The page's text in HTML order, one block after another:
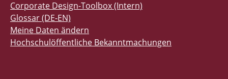
Corporate Design-Toolbox (Intern)
Glossar (DE-EN)
Meine Daten ändern
Hochschulöffentliche Bekanntmachungen